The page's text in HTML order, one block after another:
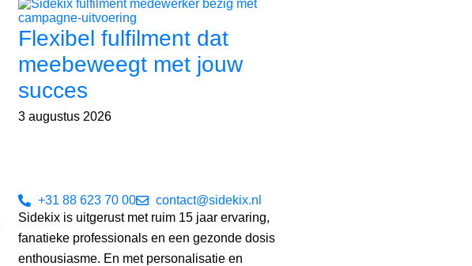
Flexibel fulfilment dat
meebeweegt met jouw
succes
3 augustus 2026
+31 88 623 70 00
contact@sidekix.nl
Sidekix is uitgerust met ruim 15 jaar ervaring,
fanatieke professionals en een gezonde dosis
enthousiasme. En met personalisatie en